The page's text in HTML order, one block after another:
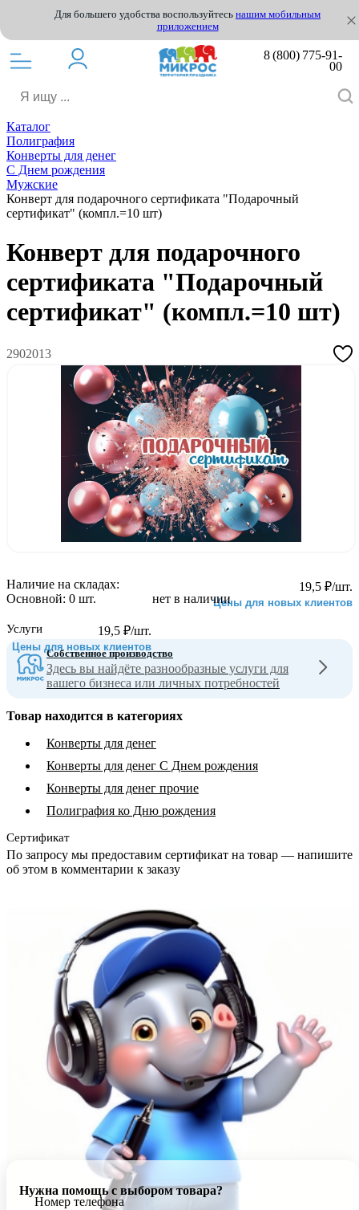
Для большего удобства воспользуйтесь нашим мобильным
приложением
8 (800) 775-91-
00
Каталог
Полиграфия
Конверты для денег
С Днем рождения
Мужские
Конверт для подарочного сертификата "Подарочный
сертификат" (компл.=10 шт)
Конверт для подарочного
сертификата "Подарочный
сертификат" (компл.=10 шт)
2902013
19,5 ₽/шт.
Цены для новых клиентов
нет в наличии
19,5 ₽/шт.
Цены для новых клиентов
Наличие на складах:
Основной: 0 шт.
Услуги
Собственное производство
Здесь вы найдёте разнообразные услуги для
вашего бизнеса или личных потребностей
Товар находится в категориях
Конверты для денег
Конверты для денег С Днем рождения
Конверты для денег прочие
Полиграфия ко Дню рождения
Сертификат
По запросу мы предоставим сертификат на товар — напишите
об этом в комментарии к заказу
Нужна помощь с выбором товара?
Номер телефона